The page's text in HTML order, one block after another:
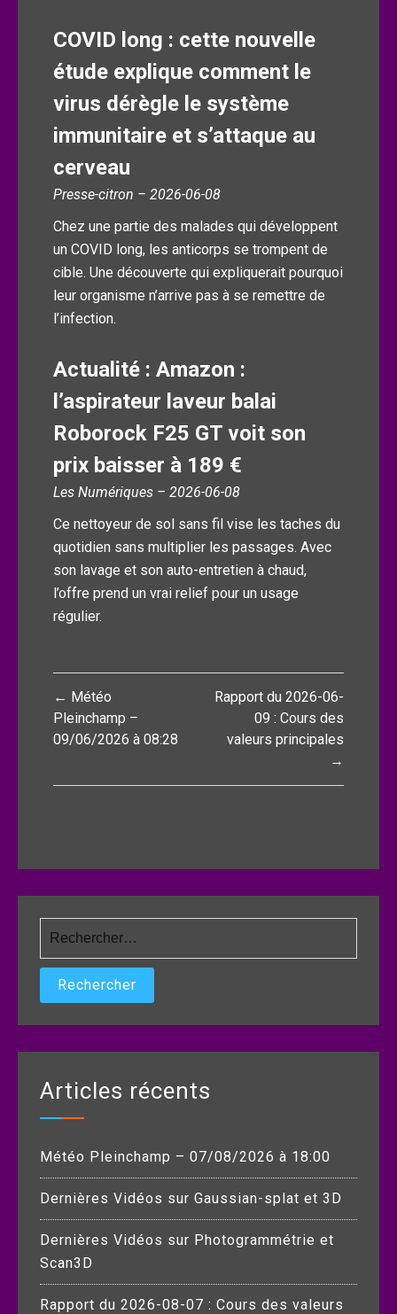
COVID long : cette nouvelle
étude explique comment le
virus dérègle le système
immunitaire et s’attaque au
cerveau
Presse-citron – 2026-06-08
Chez une partie des malades qui développent
un COVID long, les anticorps se trompent de
cible. Une découverte qui expliquerait pourquoi
leur organisme n’arrive pas à se remettre de
l’infection.
Actualité : Amazon :
l’aspirateur laveur balai
Roborock F25 GT voit son
prix baisser à 189 €
Les Numériques – 2026-06-08
Ce nettoyeur de sol sans fil vise les taches du
quotidien sans multiplier les passages. Avec
son lavage et son auto-entretien à chaud,
l’offre prend un vrai relief pour un usage
régulier.
Navigation
de
← Météo
Pleinchamp –
09/06/2026 à 08:28
Rapport du 2026-06-
09 : Cours des
valeurs principales
→
Articles récents
Météo Pleinchamp – 07/08/2026 à 18:00
Dernières Vidéos sur Gaussian-splat et 3D
Dernières Vidéos sur Photogrammétrie et
Scan3D
Rapport du 2026-08-07 : Cours des valeurs